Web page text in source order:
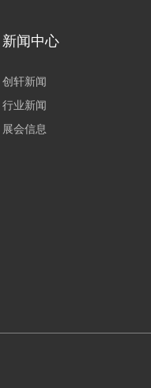
新闻中心
创轩新闻
行业新闻
展会信息